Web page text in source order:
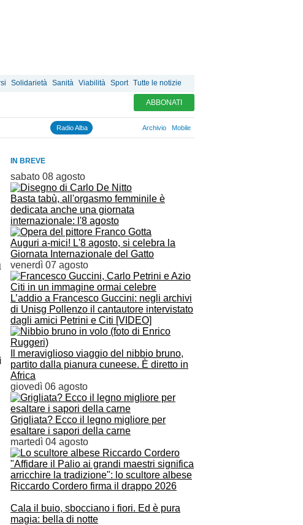
Solidarietà Sanità Viabilità Sport Tutte le notizie
ABBONATI
Radio Alba Archivio Mobile
IN BREVE
sabato 08 agosto
Basta tabù, all'orgasmo femminile è
dedicata anche una giornata
internazionale: l'8 agosto
Auguri a-mici! L'8 agosto, si celebra la
Giornata Internazionale del Gatto
venerdì 07 agosto
L’addio a Francesco Guccini: negli archivi
di Unisg Pollenzo il cantautore intervistato
dagli amici Petrini e Citi [VIDEO]
Il meraviglioso viaggio del nibbio bruno,
partito dalla pianura cuneese. È diretto in
Africa
giovedì 06 agosto
Grigliata? Ecco il legno migliore per
esaltare i sapori della carne
martedì 04 agosto
"Affidare il Palio ai grandi maestri significa
arricchire la tradizione": lo scultore albese
Riccardo Cordero firma il drappo 2026
Cala il buio, sbocciano i fiori. Ed è pura
magia: bella di notte